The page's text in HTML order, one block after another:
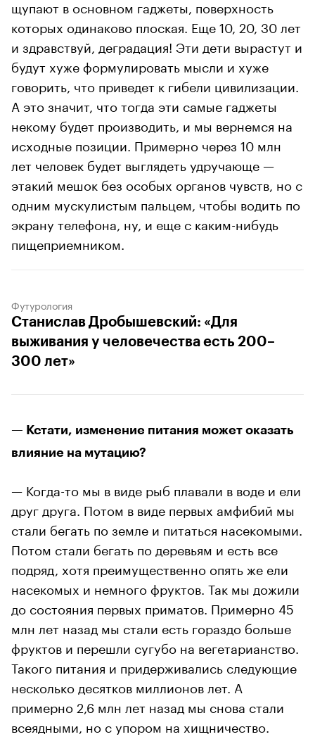
щупают в основном гаджеты, поверхность
которых одинаково плоская. Еще 10, 20, 30 лет
и здравствуй, деградация! Эти дети вырастут и
будут хуже формулировать мысли и хуже
говорить, что приведет к гибели цивилизации.
А это значит, что тогда эти самые гаджеты
некому будет производить, и мы вернемся на
исходные позиции. Примерно через 10 млн
лет человек будет выглядеть удручающе —
этакий мешок без особых органов чувств, но с
одним мускулистым пальцем, чтобы водить по
экрану телефона, ну, и еще с каким-нибудь
пищеприемником.
Футурология
Станислав Дробышевский: «Для
выживания у человечества есть 200–
300 лет»
— Кстати, изменение питания может оказать
влияние на мутацию?
— Когда-то мы в виде рыб плавали в воде и ели
друг друга. Потом в виде первых амфибий мы
стали бегать по земле и питаться насекомыми.
Потом стали бегать по деревьям и есть все
подряд, хотя преимущественно опять же ели
насекомых и немного фруктов. Так мы дожили
до состояния первых приматов. Примерно 45
млн лет назад мы стали есть гораздо больше
фруктов и перешли сугубо на вегетарианство.
Такого питания и придерживались следующие
несколько десятков миллионов лет. А
примерно 2,6 млн лет назад мы снова стали
всеядными, но с упором на хищничество.